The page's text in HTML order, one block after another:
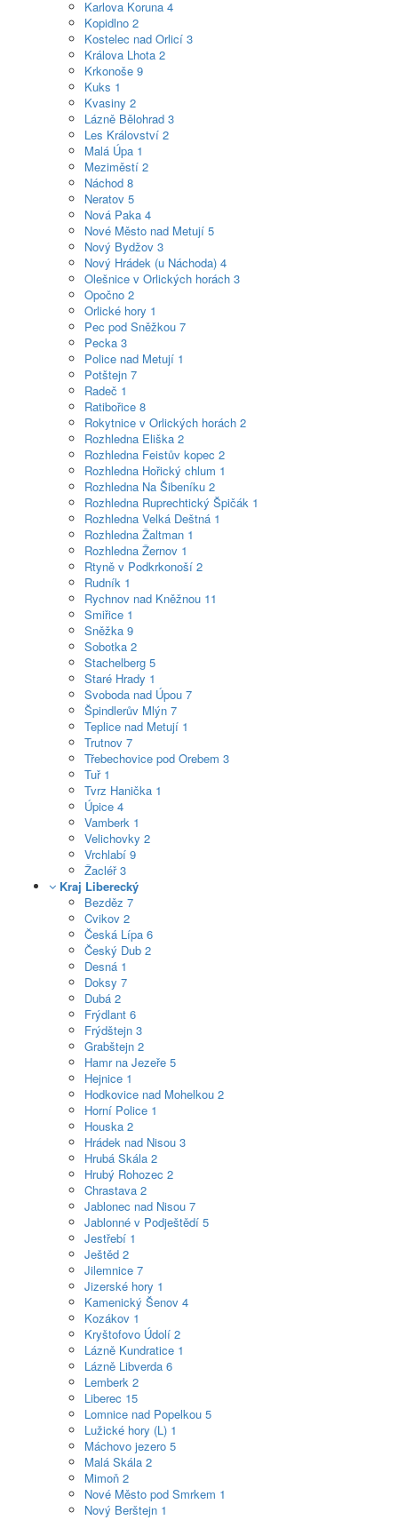
Karlova Koruna 4
Kopidlno 2
Kostelec nad Orlicí 3
Králova Lhota 2
Krkonoše 9
Kuks 1
Kvasiny 2
Lázně Bělohrad 3
Les Království 2
Malá Úpa 1
Meziměstí 2
Náchod 8
Neratov 5
Nová Paka 4
Nové Město nad Metují 5
Nový Bydžov 3
Nový Hrádek (u Náchoda) 4
Olešnice v Orlických horách 3
Opočno 2
Orlické hory 1
Pec pod Sněžkou 7
Pecka 3
Police nad Metují 1
Potštejn 7
Radeč 1
Ratibořice 8
Rokytnice v Orlických horách 2
Rozhledna Eliška 2
Rozhledna Feistův kopec 2
Rozhledna Hořický chlum 1
Rozhledna Na Šibeníku 2
Rozhledna Ruprechtický Špičák 1
Rozhledna Velká Deštná 1
Rozhledna Žaltman 1
Rozhledna Žernov 1
Rtyně v Podkrkonoší 2
Rudník 1
Rychnov nad Kněžnou 11
Smiřice 1
Sněžka 9
Sobotka 2
Stachelberg 5
Staré Hrady 1
Svoboda nad Úpou 7
Špindlerův Mlýn 7
Teplice nad Metují 1
Trutnov 7
Třebechovice pod Orebem 3
Tuř 1
Tvrz Hanička 1
Úpice 4
Vamberk 1
Velichovky 2
Vrchlabí 9
Žacléř3
Kraj Liberecký
Bezděz 7
Cvikov 2
Česká Lípa 6
Český Dub 2
Desná 1
Doksy 7
Dubá 2
Frýdlant 6
Frýdštejn 3
Grabštejn 2
Hamr na Jezeře 5
Hejnice 1
Hodkovice nad Mohelkou 2
Horní Police 1
Houska 2
Hrádek nad Nisou 3
Hrubá Skála 2
Hrubý Rohozec 2
Chrastava 2
Jablonec nad Nisou 7
Jablonné v Podještědí 5
Jestřebí 1
Ještěd 2
Jilemnice 7
Jizerské hory 1
Kamenický Šenov 4
Kozákov 1
Kryštofovo Údolí 2
Lázně Kundratice 1
Lázně Libverda 6
Lemberk 2
Liberec 15
Lomnice nad Popelkou 5
Lužické hory (L) 1
Máchovo jezero 5
Malá Skála 2
Mimoň 2
Nové Město pod Smrkem 1
Nový Berštejn 1